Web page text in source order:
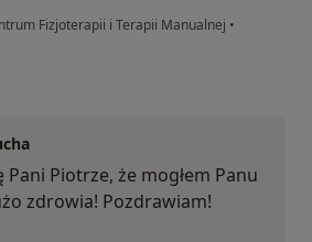
Fizjoterapii i Terapii Manualnej •
Pani Piotrze, że mogłem Panu
zdrowia! Pozdrawiam!